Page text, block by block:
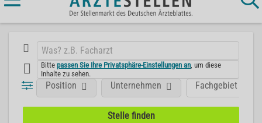
Bittepassen Sie Ihre Privatsphäre-Einstellungen an , um diese
Inhalte zu sehen.
Position Fachgebiet
Unternehmen